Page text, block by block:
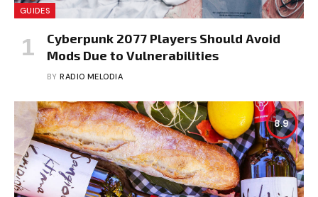
GUIDES
Cyberpunk 2077 Players Should Avoid
Mods Due to Vulnerabilities
BY RADIO MELODIA
8.9